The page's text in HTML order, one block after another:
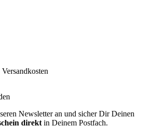
Newsletter an und sicher Dir Deinen
direkt in Deinem Postfach.